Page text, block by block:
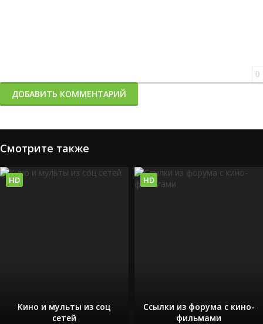
0
ДОБАВИТЬ КОММЕНТАРИЙ
Смотрите также
Кино и мульты из соц
сетей
HD
Ссылки из форума с кино-
фильмами
HD